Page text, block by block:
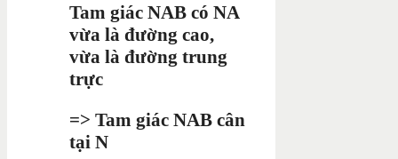
Tam giác NAB có NA
vừa là đường cao,
vừa là đường trung
trực
=> Tam giác NAB cân
tại N